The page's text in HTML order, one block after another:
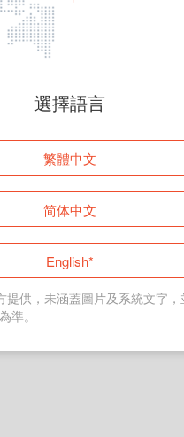
頁面無法顯示
登入
返回首頁
選擇語言
繁體中文
简体中文
English*
提供，未涵蓋圖片及系統文字
準。